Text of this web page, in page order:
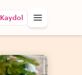
Kaydol